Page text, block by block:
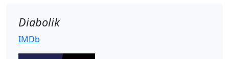
Diabolik
IMDb